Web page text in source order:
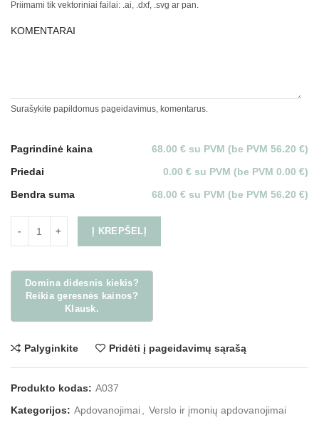
Priimami tik vektoriniai failai: .ai, .dxf, .svg ar pan.
KOMENTARAI
Surašykite papildomus pageidavimus, komentarus.
Pagrindinė kaina
68.00 € su PVM (be PVM 56.20 €)
Priedai
0.00 € su PVM (be PVM 0.00 €)
Bendra suma
68.00 € su PVM (be PVM 56.20 €)
Į KREPŠELĮ
Palyginkite Pridėti į pageidavimų sąrašą
Produkto kodas: A037
Kategorijos: Apdovanojimai
Verslo ir įmonių apdovanojimai